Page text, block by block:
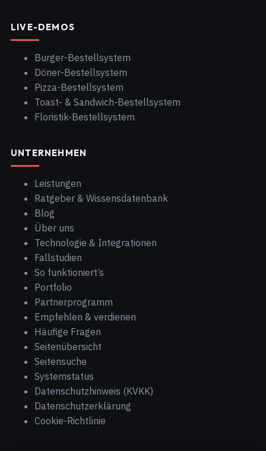
LIVE-DEMOS
Burger-Bestellsystem
Döner-Bestellsystem
Pizza-Bestellsystem
Toast- & Sandwich-Bestellsystem
Floristik-Bestellsystem
UNTERNEHMEN
Leistungen
Ratgeber & Wissensdatenbank
Blog
Über uns
Technologie & Integrationen
Fallstudien
So funktioniert’s
Portfolio
Partnerprogramm
Empfehlen & verdienen
Häufige Fragen
Seitenübersicht
Seitensuche
Systemstatus
Datenschutzhinweis (KVKK)
Datenschutzerklärung
Cookie-Richtlinie